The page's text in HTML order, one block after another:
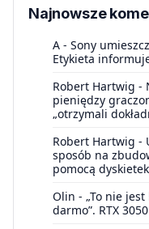
Najnowsze
A - Sony
Etykieta
Robert Hartwig -
pieniędzy
„otrzymali
Robert Hartwig -
sposób na
pomocą
Olin - „To nie
darmo”. RTX